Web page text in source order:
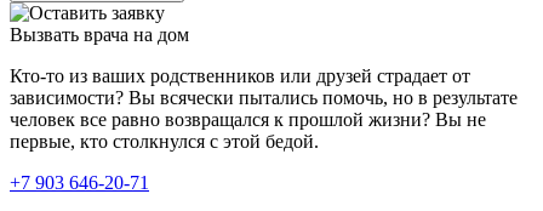
Тайм-Клиник - лучшая служба вызова врача на дом.
Квалифицированные специалисты, адекватные цены,
Вызвать врача на дом
Кто-то из ваших родственников или друзей страдает от
зависимости? Вы всячески пытались помочь, но в результате
человек все равно возвращался к прошлой жизни? Вы не
первые, кто столкнулся с этой бедой.
+7 903 646-20-71